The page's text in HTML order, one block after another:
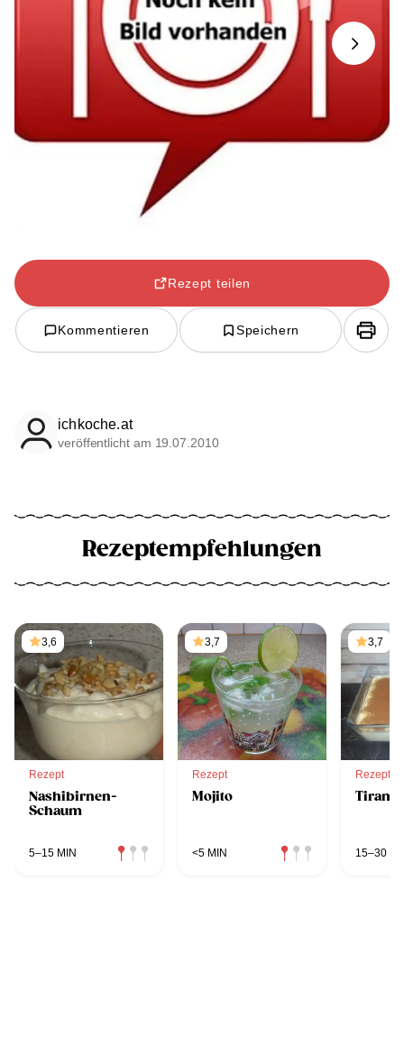
Next
Rezept teilen
Kommentieren Speichern
ichkoche.at
veröffentlicht am 19.07.2010
Rezeptempfehlungen
3,6
Rezept
Nashibirnen-
Schaum
5–15 MIN
3,7
Rezept
Mojito
<5 MIN
3,7
Rezept
15–30